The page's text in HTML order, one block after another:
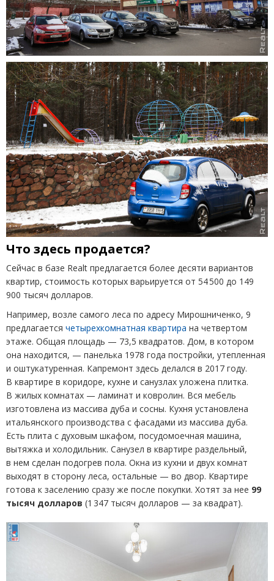
Что здесь продается?
Сейчас в базе Realt предлагается более десяти вариантов
квартир, стоимость которых варьируется от 54 500 до 149
900 тысяч долларов.
Например, возле самого леса по адресу Мирошниченко, 9
предлагается четырехкомнатная квартира на четвертом
этаже. Общая площадь — 73,5 квадратов. Дом, в котором
она находится, — панелька 1978 года постройки, утепленная
и оштукатуренная. Капремонт здесь делался в 2017 году.
В квартире в коридоре, кухне и санузлах уложена плитка.
В жилых комнатах — ламинат и ковролин. Вся мебель
изготовлена из массива дуба и сосны. Кухня установлена
итальянского производства с фасадами из массива дуба.
Есть плита с духовым шкафом, посудомоечная машина,
вытяжка и холодильник. Санузел в квартире раздельный,
в нем сделан подогрев пола. Окна из кухни и двух комнат
выходят в сторону леса, остальные — во двор. Квартире
готова к заселению сразу же после покупки. Хотят за нее 99
тысяч долларов (1 347 тысяч долларов — за квадрат).